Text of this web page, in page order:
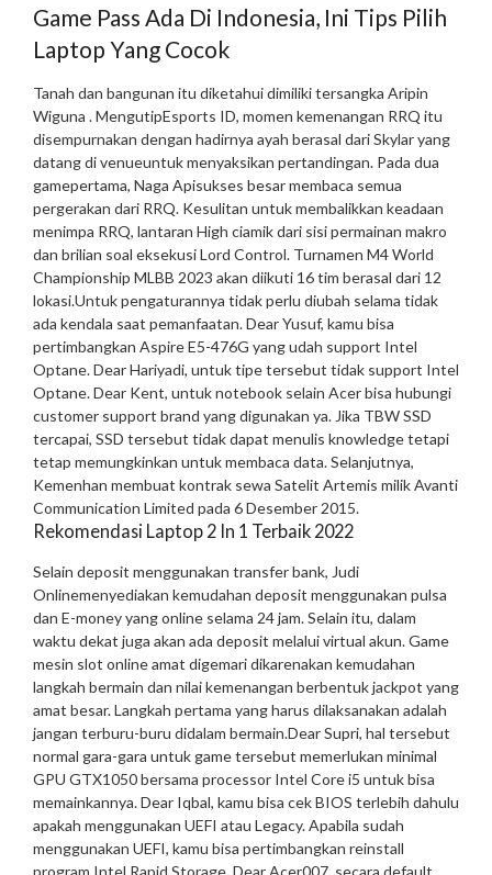
Game Pass Ada Di Indonesia, Ini Tips Pilih
Laptop Yang Cocok
Tanah dan bangunan itu diketahui dimiliki tersangka Aripin
Wiguna . MengutipEsports ID, momen kemenangan RRQ itu
disempurnakan dengan hadirnya ayah berasal dari Skylar yang
datang di venueuntuk menyaksikan pertandingan. Pada dua
gamepertama, Naga Apisukses besar membaca semua
pergerakan dari RRQ. Kesulitan untuk membalikkan keadaan
menimpa RRQ, lantaran High ciamik dari sisi permainan makro
dan brilian soal eksekusi Lord Control. Turnamen M4 World
Championship MLBB 2023 akan diikuti 16 tim berasal dari 12
lokasi.Untuk pengaturannya tidak perlu diubah selama tidak
ada kendala saat pemanfaatan. Dear Yusuf, kamu bisa
pertimbangkan Aspire E5-476G yang udah support Intel
Optane. Dear Hariyadi, untuk tipe tersebut tidak support Intel
Optane. Dear Kent, untuk notebook selain Acer bisa hubungi
customer support brand yang digunakan ya. Jika TBW SSD
tercapai, SSD tersebut tidak dapat menulis knowledge tetapi
tetap memungkinkan untuk membaca data. Selanjutnya,
Kemenhan membuat kontrak sewa Satelit Artemis milik Avanti
Communication Limited pada 6 Desember 2015.
Rekomendasi Laptop 2 In 1 Terbaik 2022
Selain deposit menggunakan transfer bank, Judi
Onlinemenyediakan kemudahan deposit menggunakan pulsa
dan E-money yang online selama 24 jam. Selain itu, dalam
waktu dekat juga akan ada deposit melalui virtual akun. Game
mesin slot online amat digemari dikarenakan kemudahan
langkah bermain dan nilai kemenangan berbentuk jackpot yang
amat besar. Langkah pertama yang harus dilaksanakan adalah
jangan terburu-buru didalam bermain.Dear Supri, hal tersebut
normal gara-gara untuk game tersebut memerlukan minimal
GPU GTX1050 bersama processor Intel Core i5 untuk bisa
memainkannya. Dear Iqbal, kamu bisa cek BIOS terlebih dahulu
apakah menggunakan UEFI atau Legacy. Apabila sudah
menggunakan UEFI, kamu bisa pertimbangkan reinstall
program Intel Rapid Storage. Dear Acer007, secara default